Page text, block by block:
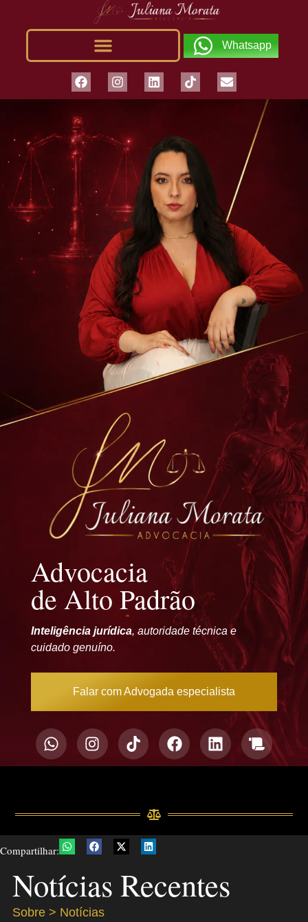
Whatsapp
Advocacia
de Alto Padrão
Inteligência jurídica, autoridade técnica e
cuidado genuíno.
Falar com Advogada especialista
Compartilhar:
Notícias Recentes
Sobre > Notícias